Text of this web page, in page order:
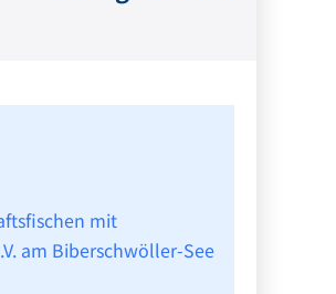
mit
am Biberschwöller-See